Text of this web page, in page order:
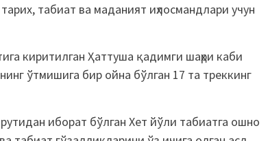
табиат ва маданият иҳлосмандлари учун
киритилган Ҳаттуша қадимги шаҳри каби
ўтмишига бир ойна бўлган 17 та треккинг
иборат бўлган Хет йўли табиатга ошно